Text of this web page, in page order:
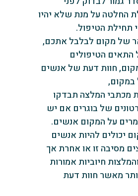
החלטה על מנת שלא יהיו
תחילת הטיפול.
של מקום לבלבל אתכם,
הטיפולים
‏חוות דעת של אנשים
במקום,
מכתבי המלצה תבדקו
של בוגרים אם יש
על המקום אנשים.
יכולים להיות אנשים
מסיבה זו או אחרת אך
חיוביות אמורות
מאשר חוות דעת